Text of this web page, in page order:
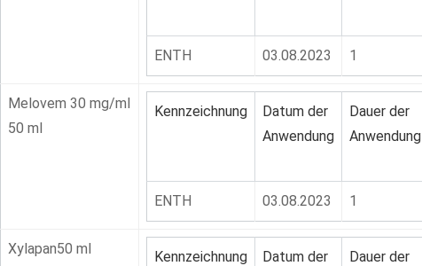
ENTH 03.08.2023 1
Melovem 30 mg/ml
50 ml
Kennzeichnung
Datum der
Anwendung
Dauer der
Anwendung
ENTH 03.08.2023 1
Xylapan50 ml Kennzeichnung
Datum der
Dauer der